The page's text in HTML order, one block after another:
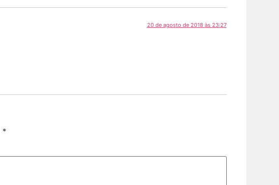
20 de agosto de 2018 às 23:27
*